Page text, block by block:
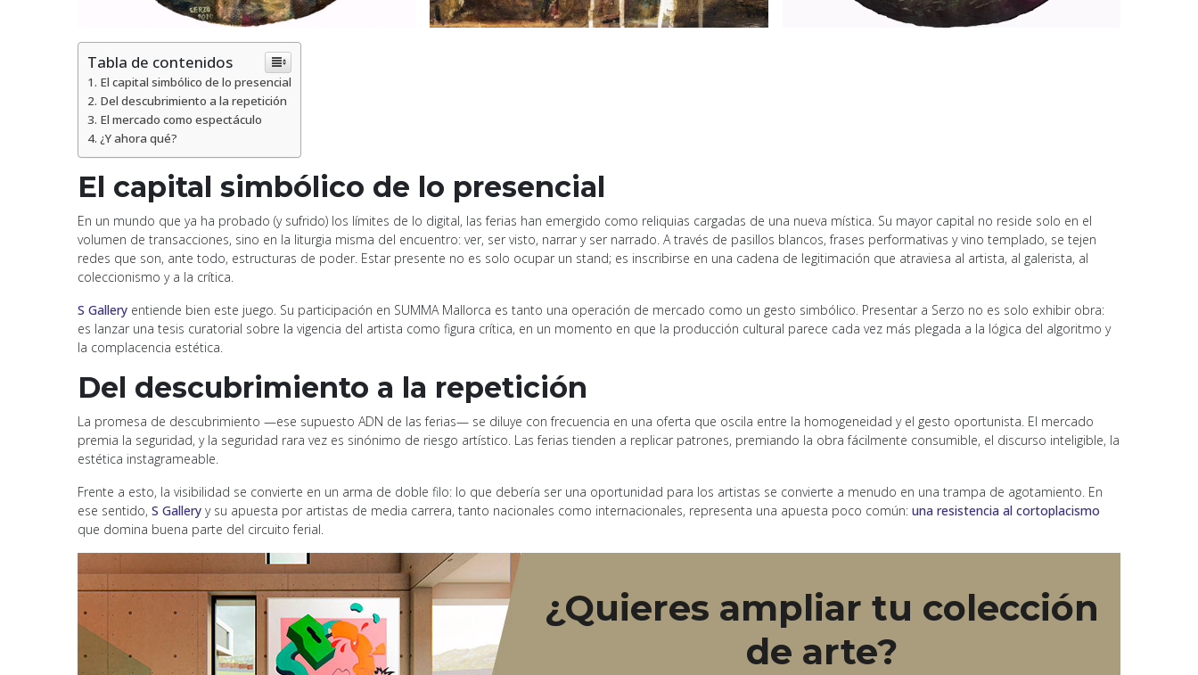
Tabla de contenidos
El capital simbólico de lo presencial
Del descubrimiento a la repetición
El mercado como espectáculo
¿Y ahora qué?
El capital simbólico de lo presencial
En un mundo que ya ha probado (y sufrido) los límites de lo digital, las ferias han emergido como reliquias cargadas de una nueva mística. Su mayor capital no reside solo en el
volumen de transacciones, sino en la liturgia misma del encuentro: ver, ser visto, narrar y ser narrado. A través de pasillos blancos, frases performativas y vino templado, se tejen
redes que son, ante todo, estructuras de poder. Estar presente no es solo ocupar un stand; es inscribirse en una cadena de legitimación que atraviesa al artista, al galerista, al
coleccionismo y a la crítica.
S Gallery entiende bien este juego. Su participación en SUMMA Mallorca es tanto una operación de mercado como un gesto simbólico. Presentar a Serzo no es solo exhibir obra:
es lanzar una tesis curatorial sobre la vigencia del artista como figura crítica, en un momento en que la producción cultural parece cada vez más plegada a la lógica del algoritmo y
la complacencia estética.
Del descubrimiento a la repetición
La promesa de descubrimiento —ese supuesto ADN de las ferias— se diluye con frecuencia en una oferta que oscila entre la homogeneidad y el gesto oportunista. El mercado
premia la seguridad, y la seguridad rara vez es sinónimo de riesgo artístico. Las ferias tienden a replicar patrones, premiando la obra fácilmente consumible, el discurso inteligible, la
estética instagrameable.
Frente a esto, la visibilidad se convierte en un arma de doble filo: lo que debería ser una oportunidad para los artistas se convierte a menudo en una trampa de agotamiento. En
ese sentido, S Gallery y su apuesta por artistas de media carrera, tanto nacionales como internacionales, representa una apuesta poco común: una resistencia al cortoplacismo
que domina buena parte del circuito ferial.
¿Quieres ampliar tu colección
de arte?